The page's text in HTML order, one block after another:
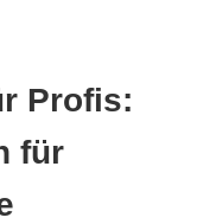
Profis:
für